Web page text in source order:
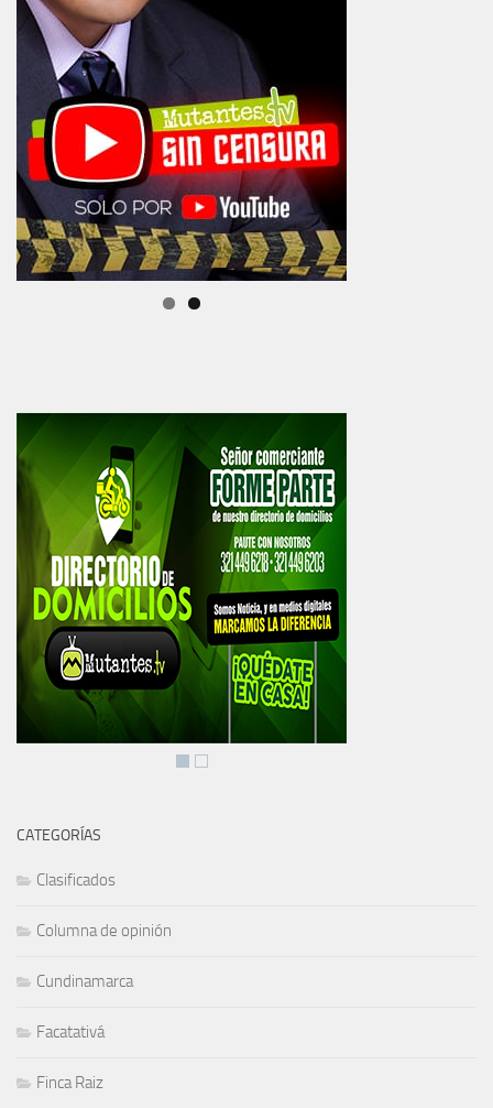
CATEGORÍAS
Clasificados
Columna de opinión
Cundinamarca
Facatativá
Finca Raiz